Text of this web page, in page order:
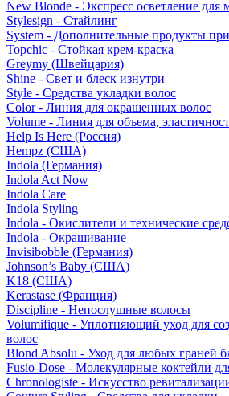
New Blonde - Экспресс осветление для
Stylesign - Стайлинг
System - Дополнительные продукты
Topchic - Стойкая крем-краска
Greymy (Швейцария)
Shine - Свет и блеск изнутри
Style - Средства укладки волос
Color - Линия для окрашенных волос
Volume - Линия для объема,
Help Is Here (Россия)
Hempz (США)
Indola (Германия)
Indola Act Now
Indola Care
Indola Styling
Indola - Окислители и технические
Indola - Окрашивание
Invisibobble (Германия)
Johnson’s Baby (США)
K18 (США)
Kerastase (Франция)
Discipline - Непослушные волосы
Volumifique - Уплотняющий уход для
волос
Blond Absolu - Уход для любых граней
Fusio-Dose - Молекулярные коктейли
Chronologiste - Искусство